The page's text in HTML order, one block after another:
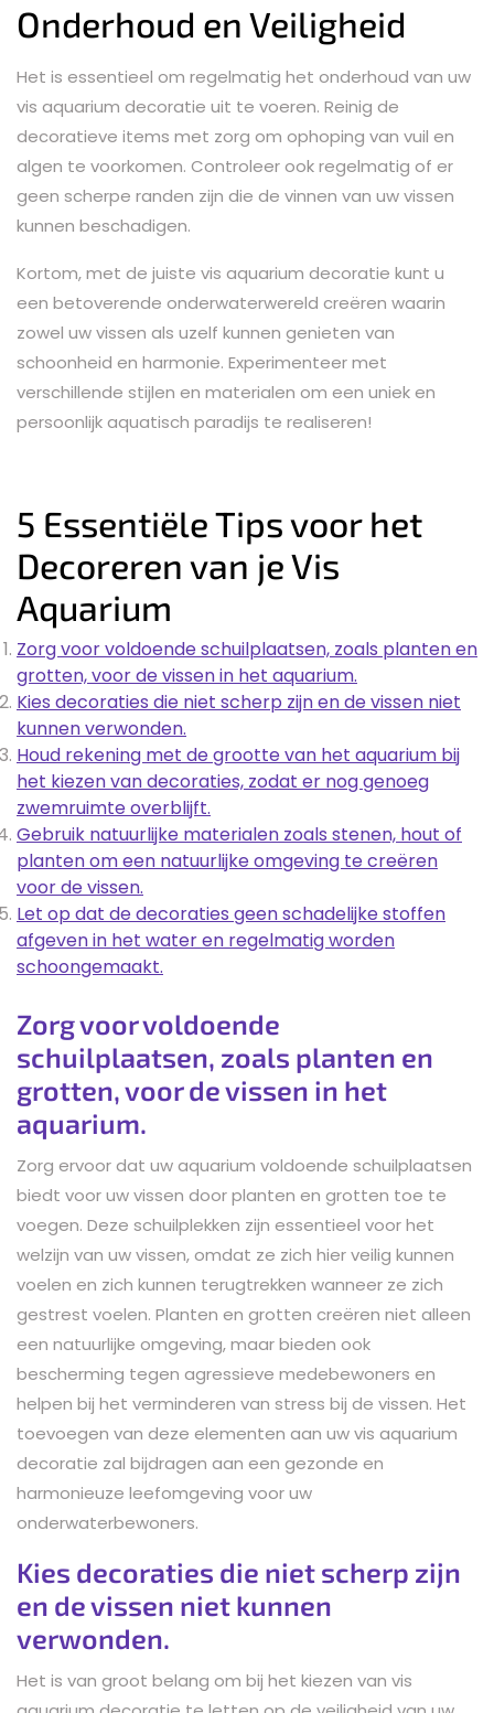
Onderhoud en Veiligheid
Het is essentieel om regelmatig het onderhoud van uw
vis aquarium decoratie uit te voeren. Reinig de
decoratieve items met zorg om ophoping van vuil en
algen te voorkomen. Controleer ook regelmatig of er
geen scherpe randen zijn die de vinnen van uw vissen
kunnen beschadigen.
Kortom, met de juiste vis aquarium decoratie kunt u
een betoverende onderwaterwereld creëren waarin
zowel uw vissen als uzelf kunnen genieten van
schoonheid en harmonie. Experimenteer met
verschillende stijlen en materialen om een uniek en
persoonlijk aquatisch paradijs te realiseren!
5 Essentiële Tips voor het
Decoreren van je Vis
Aquarium
Zorg voor voldoende schuilplaatsen, zoals planten en
grotten, voor de vissen in het aquarium.
Kies decoraties die niet scherp zijn en de vissen niet
kunnen verwonden.
Houd rekening met de grootte van het aquarium bij
het kiezen van decoraties, zodat er nog genoeg
zwemruimte overblijft.
Gebruik natuurlijke materialen zoals stenen, hout of
planten om een natuurlijke omgeving te creëren
voor de vissen.
Let op dat de decoraties geen schadelijke stoffen
afgeven in het water en regelmatig worden
schoongemaakt.
Zorg voor voldoende
schuilplaatsen, zoals planten en
grotten, voor de vissen in het
aquarium.
Zorg ervoor dat uw aquarium voldoende schuilplaatsen
biedt voor uw vissen door planten en grotten toe te
voegen. Deze schuilplekken zijn essentieel voor het
welzijn van uw vissen, omdat ze zich hier veilig kunnen
voelen en zich kunnen terugtrekken wanneer ze zich
gestrest voelen. Planten en grotten creëren niet alleen
een natuurlijke omgeving, maar bieden ook
bescherming tegen agressieve medebewoners en
helpen bij het verminderen van stress bij de vissen. Het
toevoegen van deze elementen aan uw vis aquarium
decoratie zal bijdragen aan een gezonde en
harmonieuze leefomgeving voor uw
onderwaterbewoners.
Kies decoraties die niet scherp zijn
en de vissen niet kunnen
verwonden.
Het is van groot belang om bij het kiezen van vis